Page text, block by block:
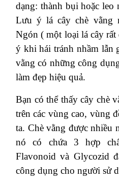
dạng: thành bụi hoặc leo
Lưu ý lá cây chè vằng
Ngón ( một loại lá cây
ý khi hái tránh nhầm lẫn
vằng có những công
làm đẹp hiệu quả.
Bạn có thể thấy cây chè
trên các vùng cao, vùng
ta. Chè vằng được nhiều
nó có chứa 3 hợp
Flavonoid và Glycozid
công dụng cho người sử